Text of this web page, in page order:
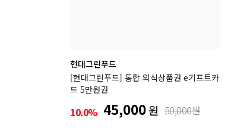
현대그린푸드
[현대그린푸드] 통합 외식상품권 e기프트카
드 5만원권
10.0% 45,000원 50,000원